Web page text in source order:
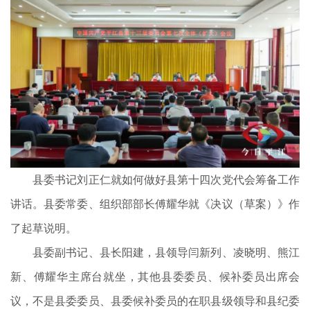
县委书记刘正仁就如何做好县第十四次党代会筹备工作
讲话。县委常委、组织部部长傅耀华就《决议（草案）》作
了起草说明。
县委副书记、县长阳建，县领导闫新列、凌晓明、熊江
新、傅耀华主席台就坐，其他县委委员、候补委员出席会
议，不是县委委员、县委候补委员的在职县级领导和县纪委